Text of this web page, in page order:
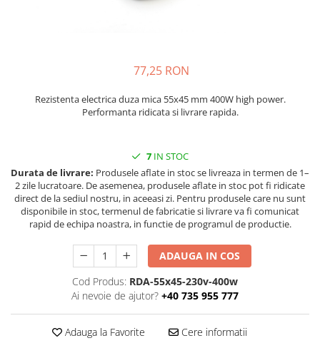
Rezistentele tubulare flexibile
Incalzitor ceramic infrarosu
77,25 RON
Rezistenta electrica duza mica 55x45 mm 400W high power.
Performanta ridicata si livrare rapida.
7 IN STOC
Durata de livrare: Produsele aflate in stoc se livreaza in termen de 1–
2 zile lucratoare. De asemenea, produsele aflate in stoc pot fi ridicate
direct de la sediul nostru, in aceeasi zi. Pentru produsele care nu sunt
disponibile in stoc, termenul de fabricatie si livrare va fi comunicat
rapid de echipa noastra, in functie de programul de productie.
ADAUGA IN COS
Cod Produs: RDA-55x45-230v-400w
Ai nevoie de ajutor? +40 735 955 777
Adauga la Favorite Cere informatii